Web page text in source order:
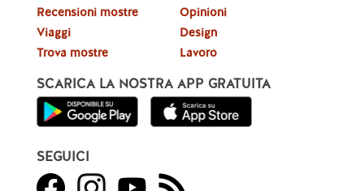
Recensioni mostre
Viaggi
Trova mostre
Opinioni
Design
Lavoro
SCARICA LA NOSTRA APP GRATUITA
SEGUICI